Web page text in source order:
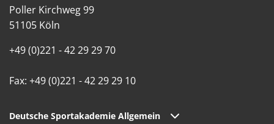
Poller Kirchweg 99
51105 Köln
+49 (0)221 - 42 29 29 70
Fax: +49 (0)221 - 42 29 29 10
Deutsche Sportakademie Allgemein